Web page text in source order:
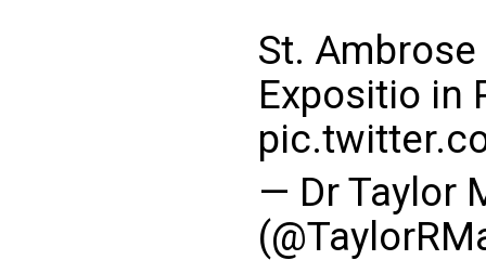
St.
Expositio in
— Dr Taylor